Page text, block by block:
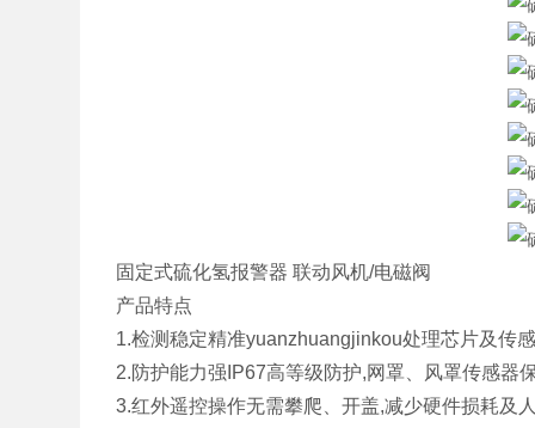
固定式硫化氢报警器 联动风机/电磁阀
产品特点
1.检测稳定精准yuanzhuangjinkou处理芯片及传
2.防护能力强IP67高等级防护,网罩、风罩传感器
3.红外遥控操作无需攀爬、开盖,减少硬件损耗及